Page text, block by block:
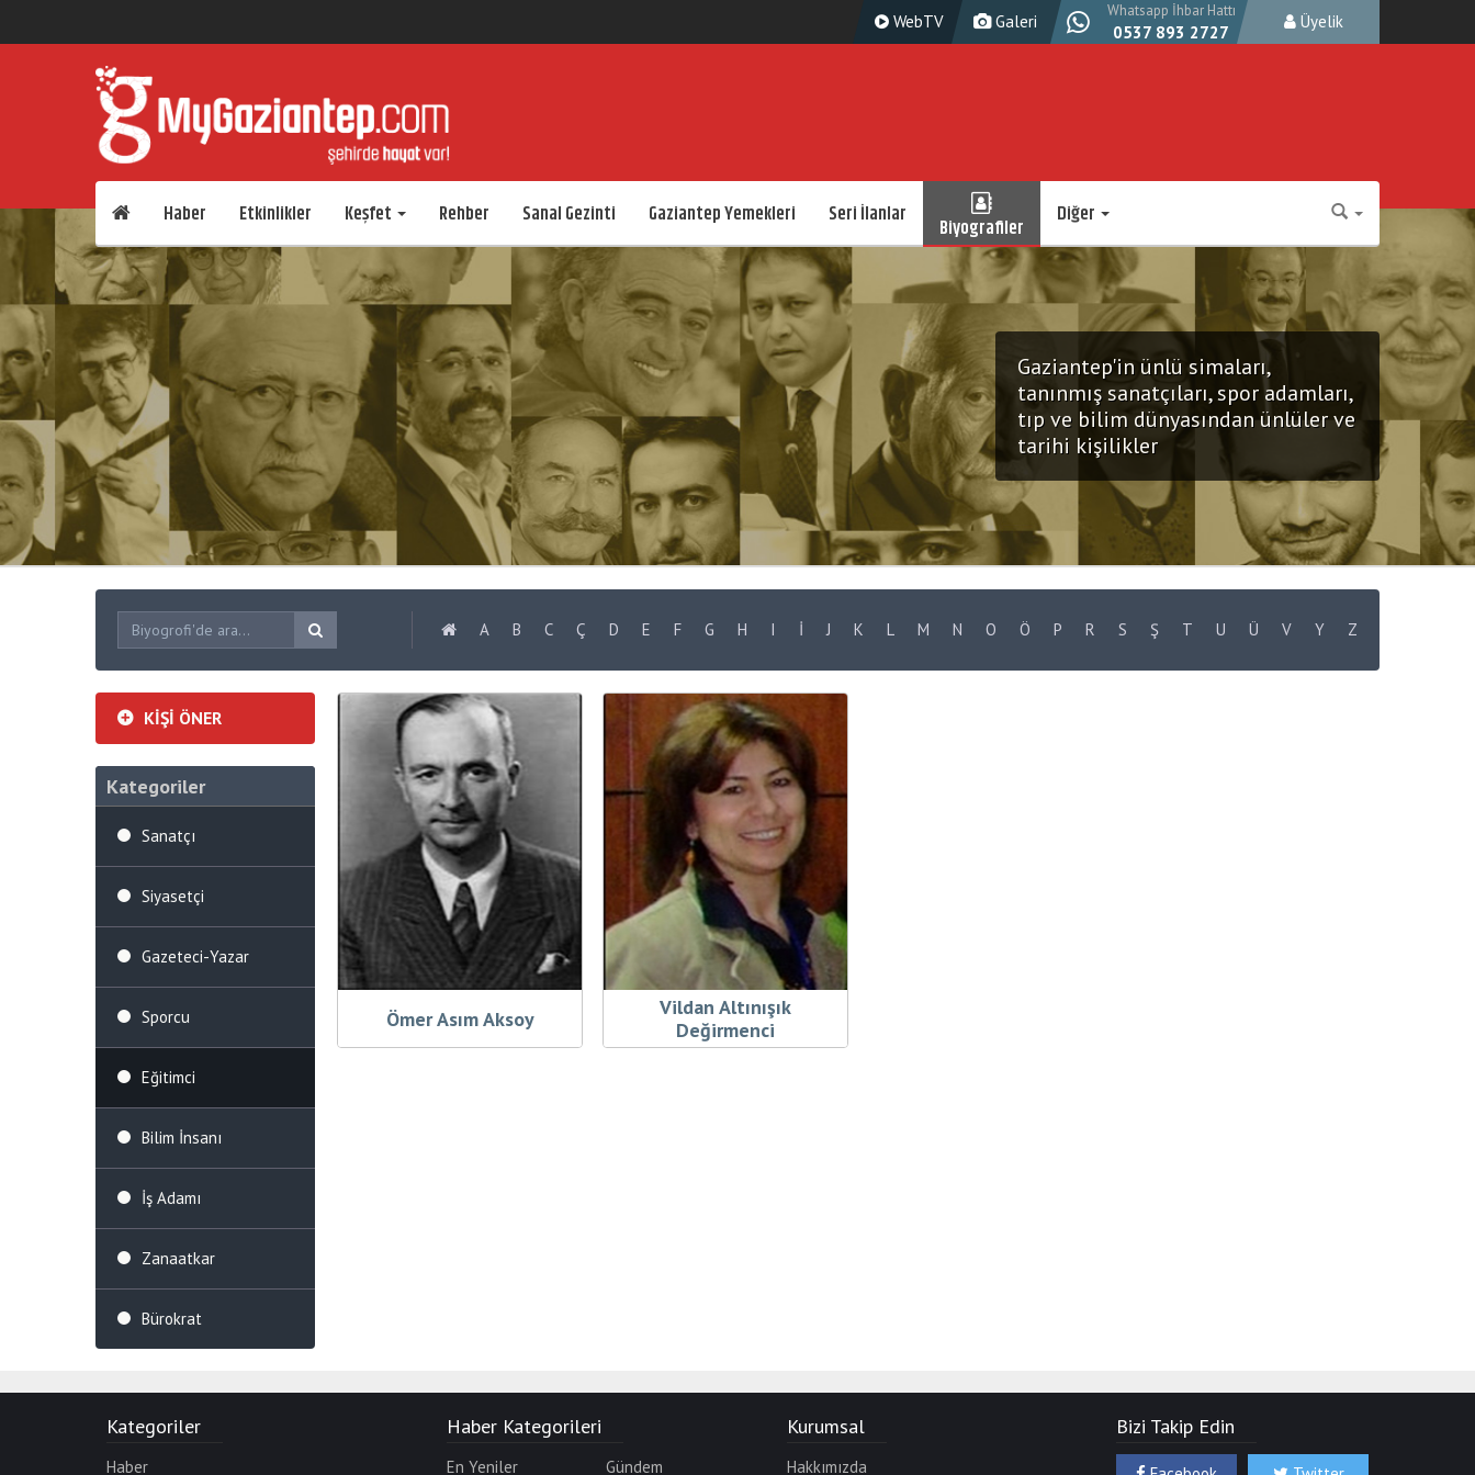
WebTV Galeri
Whatsapp İhbar Hattı
0537 893 2727
Üyelik
Haber Etkinlikler Keşfet Rehber Sanal Gezinti Gaziantep Yemekleri Seri İlanlar Biyografiler Diğer
Gaziantep'in ünlü simaları,
tanınmış sanatçıları, spor adamları,
tıp ve bilim dünyasından ünlüler ve
tarihi kişilikler
A B C Ç D E F G H I İ J K L M N O Ö P R S Ş T U Ü V Y Z
KİŞİ ÖNER
Kategoriler
Sanatçı
Siyasetçi
Gazeteci-Yazar
Sporcu
Eğitimci
Bilim İnsanı
İş Adamı
Zanaatkar
Bürokrat
Ömer Asım Aksoy
Vildan Altınışık
Değirmenci
Kategoriler
Haber
Haber Kategorileri
En Yeniler Gündem
Kurumsal
Hakkımızda
Bizi Takip Edin